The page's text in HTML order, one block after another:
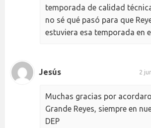
temporada de calidad
no sé qué pasó para que
estuviera esa temporada en
Jesús 2
Muchas gracias por
Grande Reyes, siempre en
DEP